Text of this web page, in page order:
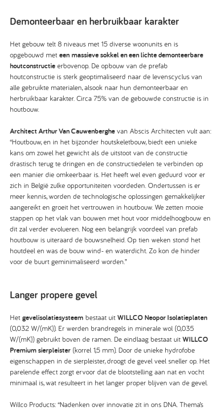
Demonteerbaar en herbruikbaar karakter
Het gebouw telt 8 niveaus met 15 diverse woonunits en is
opgebouwd met een massieve sokkel en een lichte demonteerbare
houtconstructie erbovenop. De opbouw van de prefab
houtconstructie is sterk geoptimaliseerd naar de levenscyclus van
alle gebruikte materialen, alsook naar hun demonteerbaar en
herbruikbaar karakter. Circa 75% van de gebouwde constructie is in
houtbouw.
Architect Arthur Van Cauwenberghe van Abscis Architecten vult aan:
“Houtbouw, en in het bijzonder houtskeletbouw, biedt een unieke
kans om zowel het gewicht als de uitstoot van de constructie
drastisch terug te dringen en de constructiedelen te verbinden op
een manier die omkeerbaar is. Het heeft wel even geduurd voor er
zich in België zulke opportuniteiten voordeden. Ondertussen is er
meer kennis, worden de technologische oplossingen gemakkelijker
aangereikt en groeit het vertrouwen in houtbouw. We zetten mooie
stappen op het vlak van bouwen met hout voor middelhoogbouw en
dit zal verder evolueren. Nog een belangrijk voordeel van prefab
houtbouw is uiteraard de bouwsnelheid. Op tien weken stond het
houtdeel en was de bouw wind- en waterdicht. Zo kon de hinder
voor de buurt geminimaliseerd worden.”
Langer propere gevel
Het gevelisolatiesysteem bestaat uit WILLCO Neopor Isolatieplaten
(0,032 W/(mK)). Er werden brandregels in minerale wol (0,035
W/(mK)) gebruikt boven de ramen. De eindlaag bestaat uit WILLCO
Premium sierpleister (korrel 1,5 mm). Door de unieke hydrofobe
eigenschappen in de sierpleister, droogt de gevel veel sneller op. Het
parelende effect zorgt ervoor dat de blootstelling aan nat en vocht
minimaal is, wat resulteert in het langer proper blijven van de gevel.
Willco Products: “Nadenken over innovatie zit in ons DNA. Thema’s